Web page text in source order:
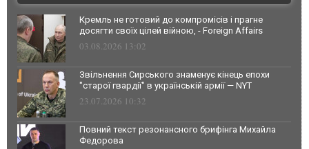
Кремль не готовий до компромісів і прагне
досягти своїх цілей війною, - Foreign Affairs
03.08.2026 13:02
Звільнення Сирського знаменує кінець епохи
"старої гвардії" в українській армії — NYT
23.07.2026 10:32
Повний текст резонансного брифінга Михайла
Федорова